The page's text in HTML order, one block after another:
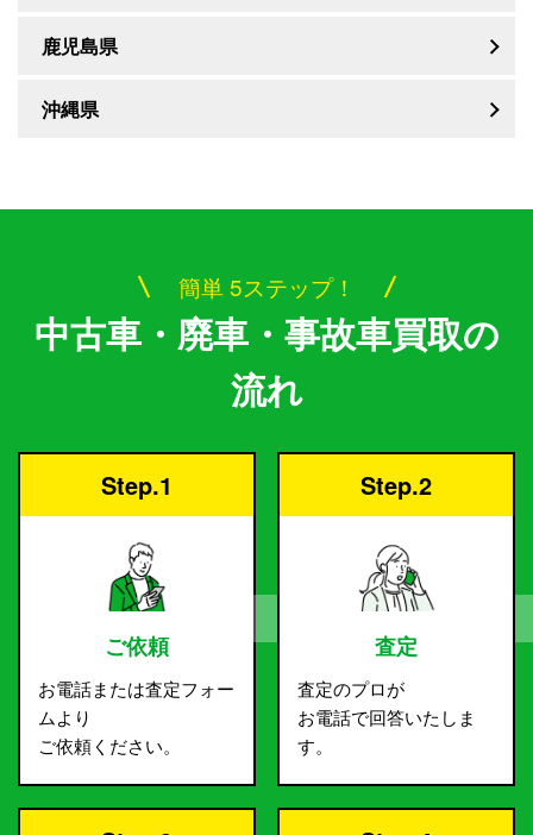
鹿児島県
沖縄県
簡単 5ステップ！
中古車・廃車・事故車買取の
流れ
Step.1
ご依頼
お電話または査定フォー
ムより
ご依頼ください。
Step.2
査定
査定のプロが
お電話で回答いたしま
す。